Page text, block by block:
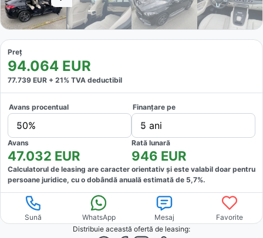
Preț
94.064 EUR
77.739 EUR + 21% TVA deductibil
Avans procentual
50%
Finanțare pe
5 ani
Avans
47.032 EUR
Rată lunară
946 EUR
Calculatorul de leasing are caracter orientativ și este valabil doar pentru
persoane juridice, cu o dobândă anuală estimată de 5,7%.
Sună WhatsApp Mesaj
Favorite
Distribuie această ofertă de leasing: